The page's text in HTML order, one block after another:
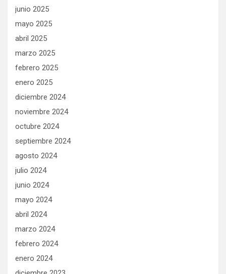
junio 2025
mayo 2025
abril 2025
marzo 2025
febrero 2025
enero 2025
diciembre 2024
noviembre 2024
octubre 2024
septiembre 2024
agosto 2024
julio 2024
junio 2024
mayo 2024
abril 2024
marzo 2024
febrero 2024
enero 2024